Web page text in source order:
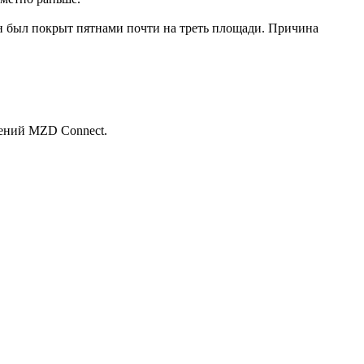
покрыт пятнами почти на треть площади. Причина
MZD Connect.